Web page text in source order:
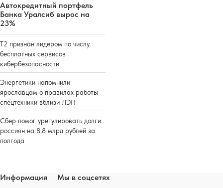
Автокредитный портфель
Банка Уралсиб вырос на
23%
Т2 признан лидером по числу
бесплатных сервисов
кибербезопасности
Энергетики напомнили
ярославцам о правилах работы
спецтехники вблизи ЛЭП
Сбер помог урегулировать долги
россиян на 8,8 млрд рублей за
полгода
Информация
Мы в соцсетях